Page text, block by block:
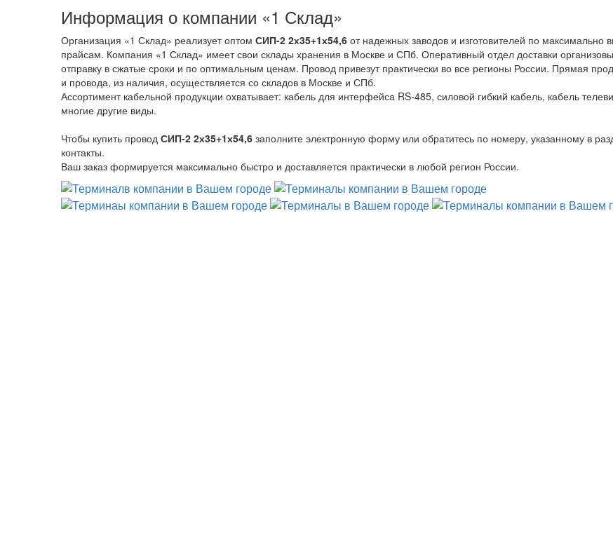
Информация о компании «1 Склад»
Организация «1 Склад» реализует оптом СИП-2 2х35+1х54,6 от надежных заводов и изготовителей по максимально
прайсам. Компания «1 Склад» имеет свои склады хранения в Москве и СПб. Оперативный отдел доставки
отправку в сжатые сроки и по оптимальным ценам. Провод привезут практически во все регионы России. Прямая
и провода, из наличия, осуществляется со складов в Москве и СПб.
Ассортимент кабельной продукции охватывает: кабель для интерфейса RS-485, силовой гибкий кабель, кабель
многие другие виды.
Чтобы купить провод СИП-2 2х35+1х54,6 заполните электронную форму или обратитесь по номеру, указанному в
контакты.
Ваш заказ формируется максимально быстро и доставляется практически в любой регион России.